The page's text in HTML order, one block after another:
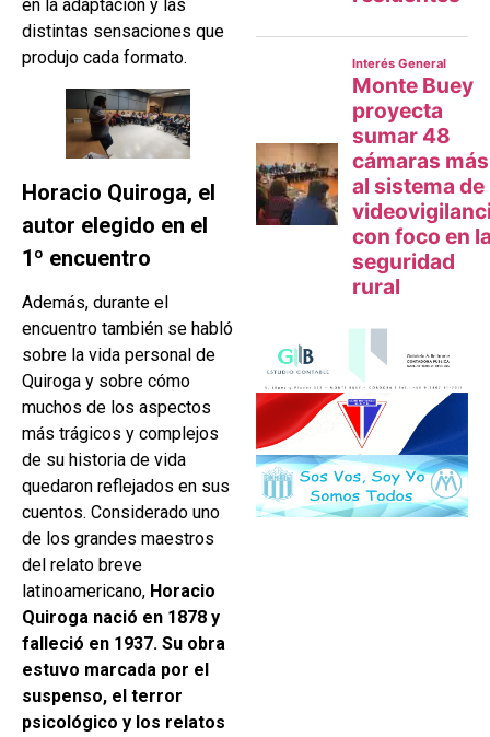
en la adaptación y las
distintas sensaciones que
produjo cada formato.
Horacio Quiroga, el
autor elegido en el
1º encuentro
Además, durante el
encuentro también se habló
sobre la vida personal de
Quiroga y sobre cómo
muchos de los aspectos
más trágicos y complejos
de su historia de vida
quedaron reflejados en sus
cuentos. Considerado uno
de los grandes maestros
del relato breve
latinoamericano, Horacio
Quiroga nació en 1878 y
falleció en 1937. Su obra
estuvo marcada por el
suspenso, el terror
psicológico y los relatos